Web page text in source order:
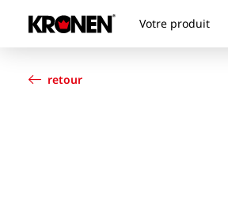
Votre produit
Nos solutions
retour